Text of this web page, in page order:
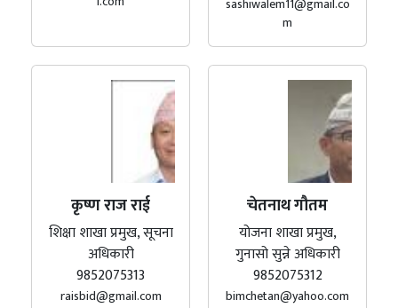
sashiwalem11@gmail.co
m
कृष्ण राज राई
शिक्षा शाखा प्रमुख, सूचना
अधिकारी
9852075313
raisbid@gmail.com
चेतनाथ गौतम
योजना शाखा प्रमुख,
गुनासो सुन्ने अधिकारी
9852075312
bimchetan@yahoo.com